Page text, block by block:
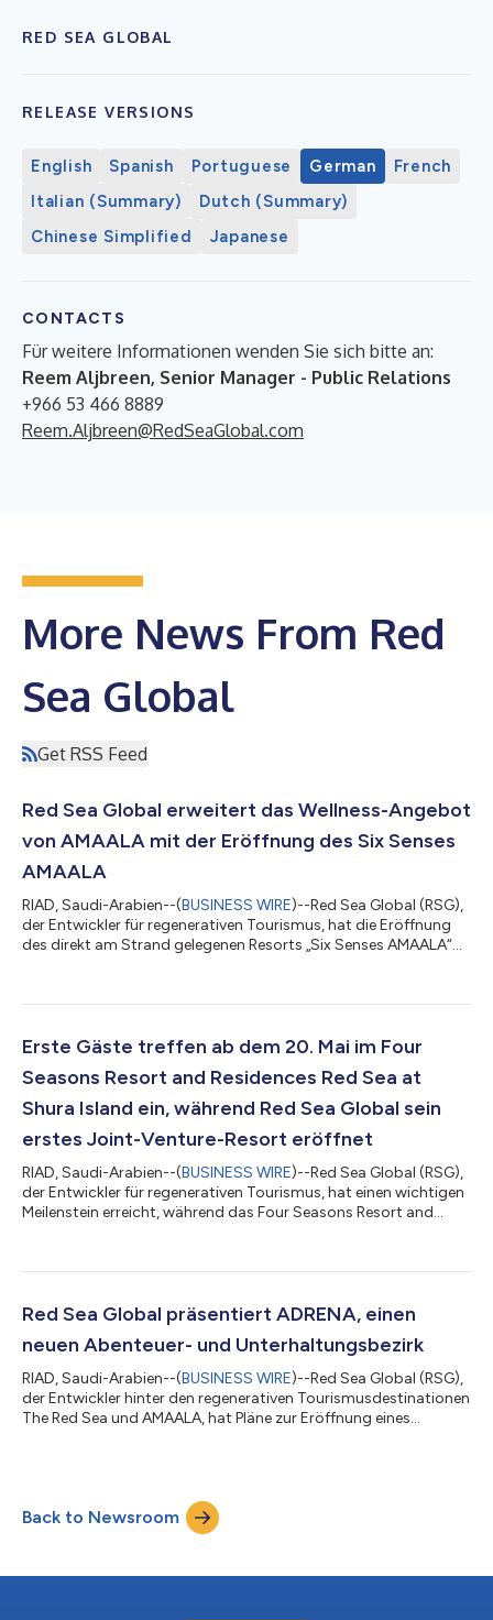
RED SEA GLOBAL
RELEASE VERSIONS
English Spanish Portuguese German
French
Italian (Summary)
Dutch (Summary)
Chinese Simplified
Japanese
CONTACTS
Für weitere Informationen wenden Sie sich bitte an:
Reem Aljbreen, Senior Manager - Public Relations
+966 53 466 8889
Reem.Aljbreen@RedSeaGlobal.com
More News From Red
Sea Global
Get RSS Feed
Red Sea Global erweitert das Wellness-Angebot
von AMAALA mit der Eröffnung des Six Senses
AMAALA
RIAD, Saudi-Arabien--(BUSINESS WIRE)--Red Sea Global (RSG),
der Entwickler für regenerativen Tourismus, hat die Eröffnung
des direkt am Strand gelegenen Resorts „Six Senses AMAALA“
der Entwicklung des Reiseziels AMAALA dar, das nun weiter
unvergleichliche Wellness-Erlebnisse vor der Kulisse hoch
Erste Gäste treffen ab dem 20. Mai im Four
Seasons Resort and Residences Red Sea at
Shura Island ein, während Red Sea Global sein
erstes Joint-Venture-Resort eröffnet
RIAD, Saudi-Arabien--(BUSINESS WIRE)--Red Sea Global (RSG),
der Entwickler für regenerativen Tourismus, hat einen wichtigen
Meilenstein erreicht, während das Four Seasons Resort and
Resort-Bereich innerhalb seines Portfolios, um in den Markt
Company (KHC) entwickelt, repräsentiert die Einführung nun
einen gemeinsamen Mei...
Red Sea Global präsentiert ADRENA, einen
neuen Abenteuer- und Unterhaltungsbezirk
RIAD, Saudi-Arabien--(BUSINESS WIRE)--Red Sea Global (RSG),
der Entwickler hinter den regenerativen Tourismusdestinationen
The Red Sea und AMAALA, hat Pläne zur Eröffnung eines
dem Namen ADRENA wird es Gäste aus der gesamten
Destination The Red Sea und darüber hinaus willkommen
heißen. Nur eine kurze Autofahrt v...
Back to Newsroom